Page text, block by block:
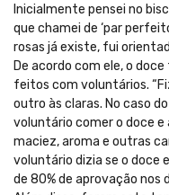
Inicialmente pensei no
que chamei de ‘par
rosas já existe, fui
De acordo com ele, o
feitos com voluntários.
outro às claras. No caso
voluntário comer o doce e
maciez, aroma e outras
voluntário dizia se o doce
de 80% de aprovação nos